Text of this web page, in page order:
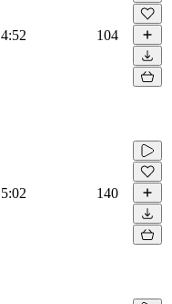
4:52 104
5:02 140